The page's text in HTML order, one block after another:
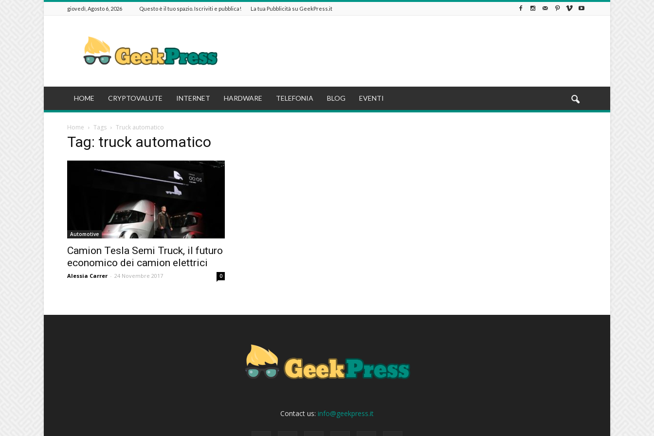
giovedì, Agosto 6, 2026 Questo è il tuo spazio. Iscriviti e pubblica! La tua Pubblicità su GeekPress.it
HOME CRYPTOVALUTE INTERNET HARDWARE TELEFONIA BLOG EVENTI
Home Tags Truck automatico
Tag: truck automatico
Automotive
Camion Tesla Semi Truck, il futuro
economico dei camion elettrici
Alessia Carrer - 24 Novembre 2017 0
Contact us: info@geekpress.it